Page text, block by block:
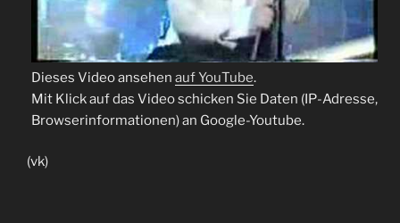
Dieses Video ansehen auf YouTube.
Mit Klick auf das Video schicken Sie Daten (IP-Adresse,
Browserinformationen) an Google-Youtube.
(vk)